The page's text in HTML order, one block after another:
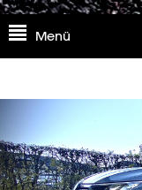
Skip
to
Menü